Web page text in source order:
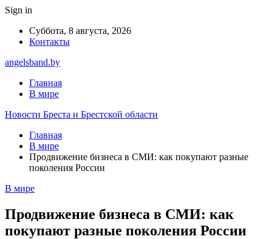
Sign in
Суббота, 8 августа, 2026
Контакты
angelsband.by
Главная
В мире
Новости Бреста и Брестской области
Главная
В мире
Продвижение бизнеса в СМИ: как покупают разные
поколения России
В мире
Продвижение бизнеса в СМИ: как
покупают разные поколения России